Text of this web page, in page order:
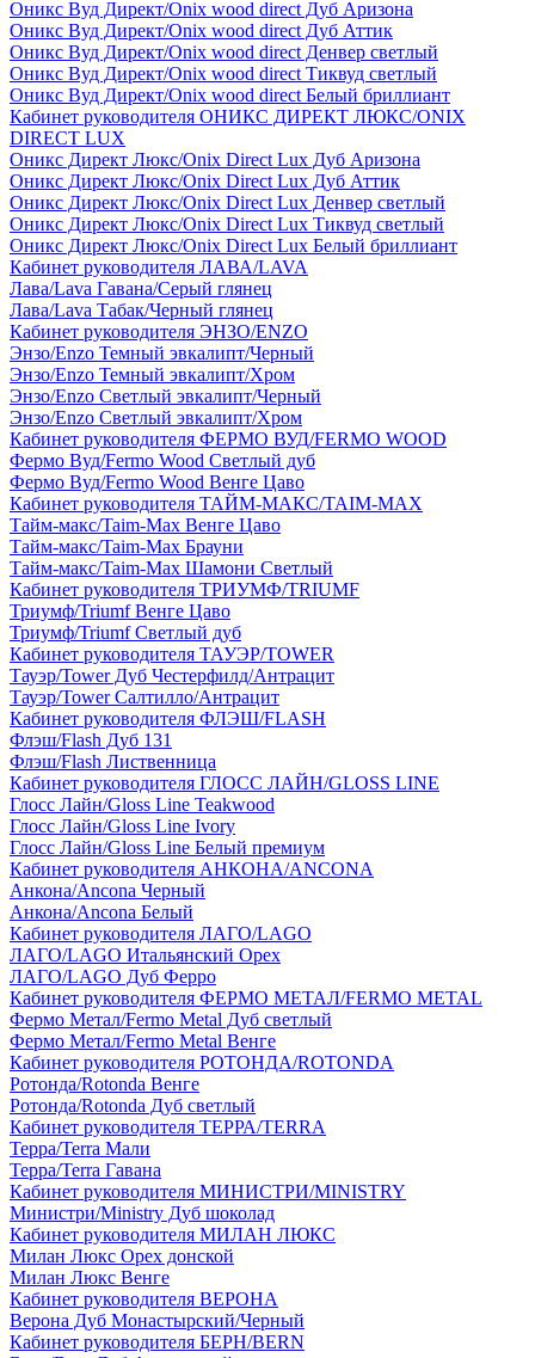
Оникс Вуд Директ/Onix wood direct Дуб Аризона
Оникс Вуд Директ/Onix wood direct Дуб Аттик
Оникс Вуд Директ/Onix wood direct Денвер светлый
Оникс Вуд Директ/Onix wood direct Тиквуд светлый
Оникс Вуд Директ/Onix wood direct Белый бриллиант
Кабинет руководителя ОНИКС ДИРЕКТ ЛЮКС/ONIX
DIRECT LUX
Оникс Директ Люкс/Onix Direct Lux Дуб Аризона
Оникс Директ Люкс/Onix Direct Lux Дуб Аттик
Оникс Директ Люкс/Onix Direct Lux Денвер светлый
Оникс Директ Люкс/Onix Direct Lux Тиквуд светлый
Оникс Директ Люкс/Onix Direct Lux Белый бриллиант
Кабинет руководителя ЛАВА/LAVA
Лава/Lava Гавана/Серый глянец
Лава/Lava Табак/Черный глянец
Кабинет руководителя ЭНЗО/ENZO
Энзо/Enzo Темный эвкалипт/Черный
Энзо/Enzo Темный эвкалипт/Хром
Энзо/Enzo Светлый эвкалипт/Черный
Энзо/Enzo Светлый эвкалипт/Хром
Кабинет руководителя ФЕРМО ВУД/FERMO WOOD
Фермо Вуд/Fermo Wood Светлый дуб
Фермо Вуд/Fermo Wood Венге Цаво
Кабинет руководителя ТАЙМ-МАКС/TAIM-MAX
Тайм-макс/Taim-Max Венге Цаво
Тайм-макс/Taim-Max Брауни
Тайм-макс/Taim-Max Шамони Светлый
Кабинет руководителя ТРИУМФ/TRIUMF
Триумф/Triumf Венге Цаво
Триумф/Triumf Светлый дуб
Кабинет руководителя ТАУЭР/TOWER
Тауэр/Tower Дуб Честерфилд/Антрацит
Тауэр/Tower Салтилло/Антрацит
Кабинет руководителя ФЛЭШ/FLASH
Флэш/Flash Дуб 131
Флэш/Flash Лиственница
Кабинет руководителя ГЛОСС ЛАЙН/GLOSS LINE
Глосс Лайн/Gloss Line Teakwood
Глосс Лайн/Gloss Line Ivory
Глосс Лайн/Gloss Line Белый премиум
Кабинет руководителя АНКОНА/ANCONA
Анкона/Ancona Черный
Анкона/Ancona Белый
Кабинет руководителя ЛАГО/LAGO
ЛАГО/LAGO Итальянский Орех
ЛАГО/LAGO Дуб Ферро
Кабинет руководителя ФЕРМО МЕТАЛ/FERMO METAL
Фермо Метал/Fermo Metal Дуб светлый
Фермо Метал/Fermo Metal Венге
Кабинет руководителя РОТОНДА/ROTONDA
Ротонда/Rotonda Венге
Ротонда/Rotonda Дуб светлый
Кабинет руководителя ТЕРРА/TERRA
Терра/Terra Мали
Терра/Terra Гавана
Кабинет руководителя МИНИСТРИ/MINISTRY
Министри/Ministry Дуб шоколад
Кабинет руководителя МИЛАН ЛЮКС
Милан Люкс Орех донской
Милан Люкс Венге
Кабинет руководителя ВЕРОНА
Верона Дуб Монастырский/Черный
Кабинет руководителя БЕРН/BERN